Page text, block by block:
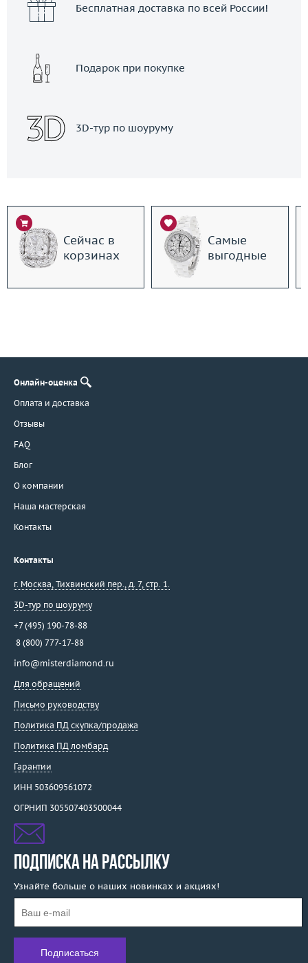
Бесплатная доставка по всей России!
Подарок при покупке
3D-тур по шоуруму
Сейчас в
корзинах
Самые
выгодные
Онлайн-оценка
Оплата и доставка
Отзывы
FAQ
Блог
О компании
Наша мастерская
Контакты
Контакты
г. Москва, Тихвинский пер., д. 7, стр. 1.
3D-тур по шоуруму
+7 (495) 190-78-88
8 (800) 777-17-88
info@misterdiamond.ru
Для обращений
Письмо руководству
Политика ПД скупка/продажа
Политика ПД ломбард
Гарантии
ИНН 503609561072
ОГРНИП 305507403500044
ПОДПИСКА НА РАССЫЛКУ
Узнайте больше о наших новинках и акциях!